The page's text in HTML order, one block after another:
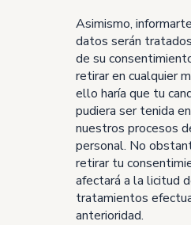
Asimismo,
datos serán
de su
retirar en cualquier
ello haría que tu
pudiera ser tenida
nuestros procesos
personal. No
retirar tu
afectará a la licitud
tratamientos
anterioridad.